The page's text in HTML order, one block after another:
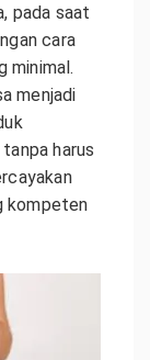
pada saat
cara
minimal.
menjadi
harus
kompeten